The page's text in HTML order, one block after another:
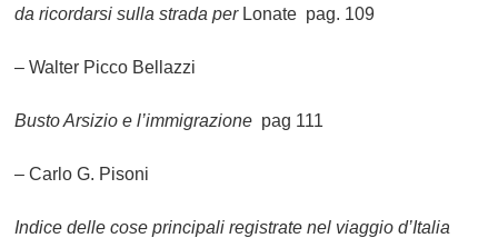
da ricordarsi sulla strada perLonate pag. 109
– Walter Picco Bellazzi
Busto Arsizio e l’immigrazione pag 111
– Carlo G. Pisoni
Indice delle cose principali registrate nel viaggio d’Italia